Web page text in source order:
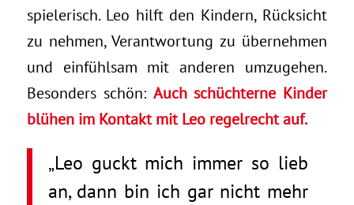
spielerisch. Leo hilft den Kindern, Rücksicht
zu nehmen, Verantwortung zu übernehmen
und einfühlsam mit anderen umzugehen.
Besonders schön: Auch schüchterne Kinder
blühen im Kontakt mit Leo regelrecht auf.
„Leo guckt mich immer so lieb
an, dann bin ich gar nicht mehr